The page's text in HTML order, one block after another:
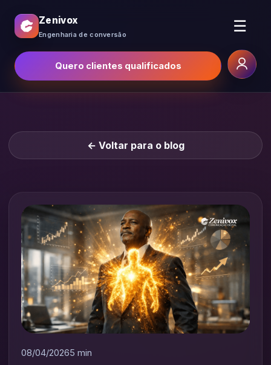
Zenivox
Engenharia de conversão ☰
Quero clientes qualificados
← Voltar para o blog
08/04/20265 min